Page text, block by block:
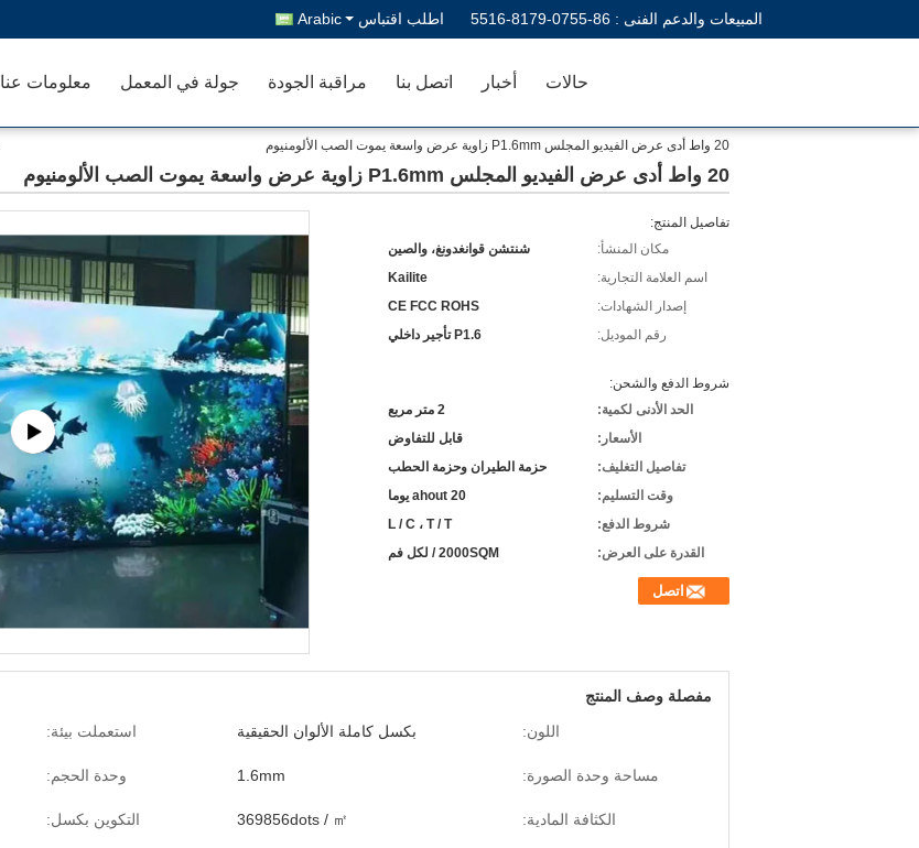
المبيعات والدعم الفنى : 86-0755-8179-5516 اطلب اقتباس Arabic
معلومات عنا جولة في المعمل مراقبة الجودة اتصل بنا أخبار حالات
20 واط أدى عرض الفيديو المجلس P1.6mm زاوية عرض واسعة يموت الصب الألومنيوم
20 واط أدى عرض الفيديو المجلس P1.6mm زاوية عرض واسعة يموت الصب الألومنيوم
تفاصيل المنتج:
مكان المنشأ:
شنتشن قوانغدونغ، والصين
اسم العلامة التجارية:
Kailite
إصدار الشهادات:
CE FCC ROHS
رقم الموديل:
P1.6 تأجير داخلي
شروط الدفع والشحن:
الحد الأدنى لكمية:
2 متر مربع
الأسعار:
قابل للتفاوض
تفاصيل التغليف:
حزمة الطيران وحزمة الحطب
وقت التسليم:
ahout 20 يوما
شروط الدفع:
L / C ، T / T
القدرة على العرض:
2000SQM / لكل فم
اتصل
مفصلة وصف المنتج
اللون:
بكسل كاملة الألوان الحقيقية استعملت بيئة:
مساحة وحدة الصورة: 1.6mm وحدة الحجم:
الكثافة المادية: 369856dots / ㎡ التكوين بكسل: